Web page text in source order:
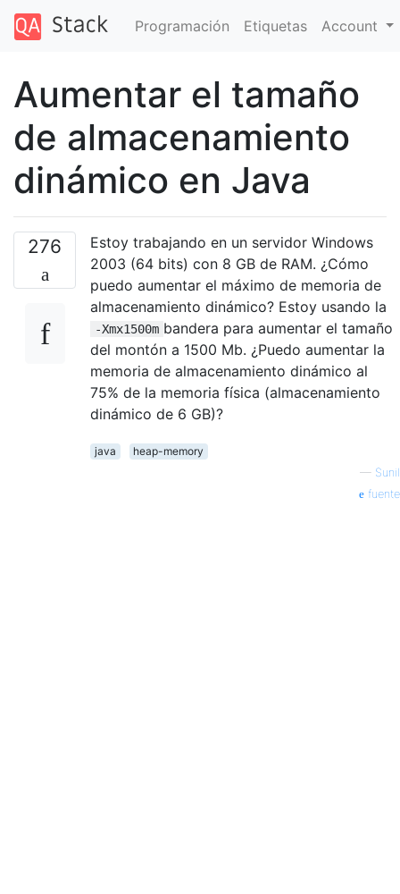
Programación Etiquetas Account
Aumentar el tamaño
de almacenamiento
dinámico en Java
276
Estoy trabajando en un servidor Windows
2003 (64 bits) con 8 GB de RAM. ¿Cómo
puedo aumentar el máximo de memoria de
almacenamiento dinámico? Estoy usando la
-Xmx1500m bandera para aumentar el tamaño
del montón a 1500 Mb. ¿Puedo aumentar la
memoria de almacenamiento dinámico al
75% de la memoria física (almacenamiento
dinámico de 6 GB)?
java
heap-memory
— Sunil
fuente